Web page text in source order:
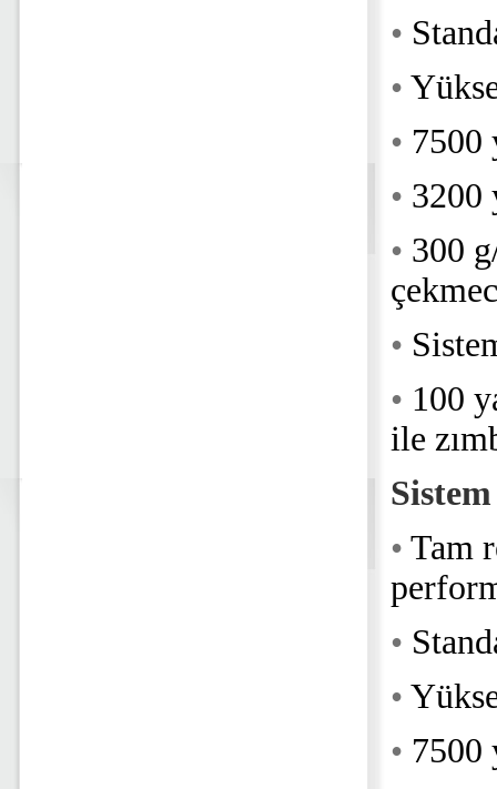
•
•
• 7500
• 3200
• 300
•
• 100
ile
• Tam
•
•
• 7500